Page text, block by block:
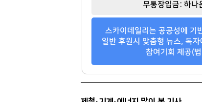
무통장입금: 하
스카이데일리는 공공성에 기
일반 후원시 맞춤형 뉴스, 독
참여기회 제공(